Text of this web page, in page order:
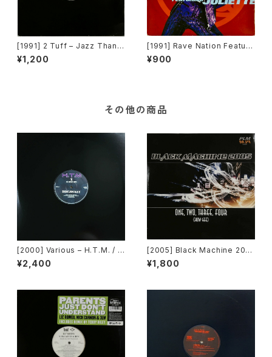
[1991] 2 Tuff – Jazz Thang
(Remixes) [Intrigue Record
s][PROMO]
¥1,200
[1991] Rave Nation Featuri
ng Juliette – Stand Up [Pul
se-8 Records]
¥900
その他の商品
[2000] Various – H.T.M. / B
ack To The "Disco" ~私もD
iscoへ連れていって~ Reques
¥2,400
[2005] Black Machine 200
5 – One, Two, Three, Four
(How Gee) [PLM Records]
¥1,800